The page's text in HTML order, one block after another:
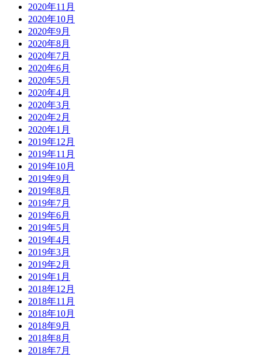
2020年11月
2020年10月
2020年9月
2020年8月
2020年7月
2020年6月
2020年5月
2020年4月
2020年3月
2020年2月
2020年1月
2019年12月
2019年11月
2019年10月
2019年9月
2019年8月
2019年7月
2019年6月
2019年5月
2019年4月
2019年3月
2019年2月
2019年1月
2018年12月
2018年11月
2018年10月
2018年9月
2018年8月
2018年7月